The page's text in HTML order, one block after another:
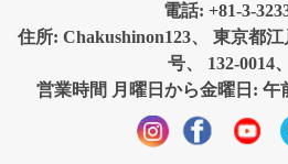
電話: +81-3-
住所: Chakushinon123、 東京都
号、 132-0014
営業時間 月曜日から金曜日: 午